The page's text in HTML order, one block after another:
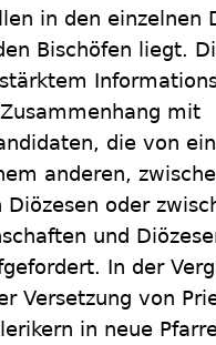
in den einzelnen
Bischöfen liegt.
mit
die von
anderen,
oder
und
In der
Versetzung von
in neue